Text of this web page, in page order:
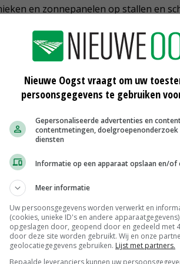
en zonnepanelen op stallen en
maximaal 20.000 euro. Per
ingediend. Meer informatie over
Nieuwe Oogst vraagt om uw
persoonsgegevens te gebruiken
Gepersonaliseerde advertenties en
contentmetingen,
diensten
Informatie op een apparaat opslaan en/of
Meer informatie
Uw persoonsgegevens worden verwerkt en
(cookies, unieke ID's en andere
opgeslagen door, geopend door en gedeeld met
door deze site worden gebruikt. Wij en onze
geolocatiegegevens gebruiken. Lijst met partners.
Bepaalde leveranciers kunnen uw